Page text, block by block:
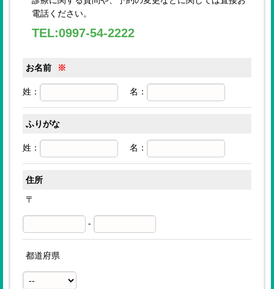
電話ください。
TEL:0997-54-2222
お名前 ※
姓： 名：
ふりがな
姓： 名：
住所
〒
-
都道府県